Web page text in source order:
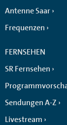
Antenne Saar
Frequenzen
FERNSEHEN
SR Fernsehen
Sendungen A-Z
Livestream